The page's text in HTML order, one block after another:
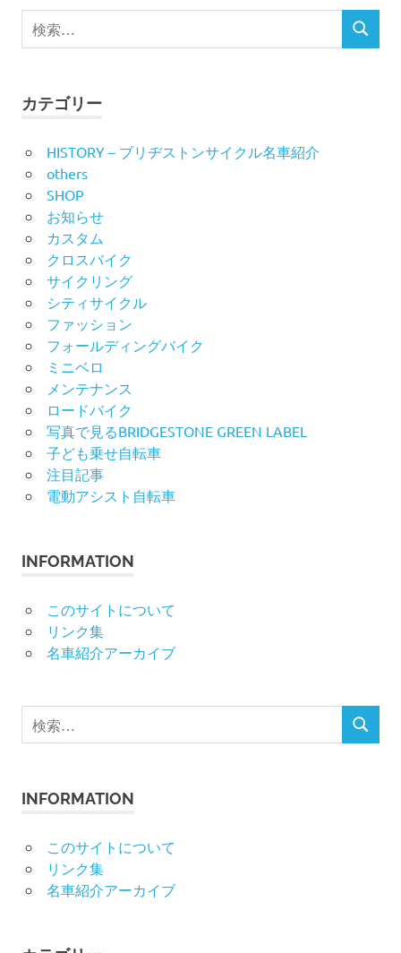
検
索
検
索
カテゴリー
HISTORY – ブリヂストンサイクル名車紹介
others
SHOP
お知らせ
カスタム
クロスバイク
サイクリング
シティサイクル
ファッション
フォールディングバイク
ミニベロ
メンテナンス
ロードバイク
写真で見るBRIDGESTONE GREEN LABEL
子ども乗せ自転車
注目記事
電動アシスト自転車
INFORMATION
このサイトについて
リンク集
名車紹介アーカイブ
検
索
検
INFORMATION
このサイトについて
リンク集
名車紹介アーカイブ